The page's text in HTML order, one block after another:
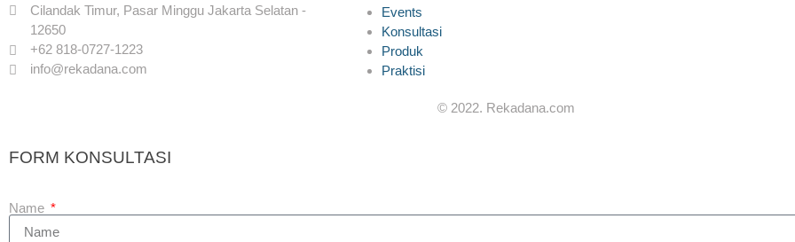
Cilandak Timur, Pasar Minggu Jakarta Selatan -
12650
+62 818-0727-1223
info@rekadana.com
Events
Konsultasi
Produk
Praktisi
© 2022. Rekadana.com
FORM KONSULTASI
Name